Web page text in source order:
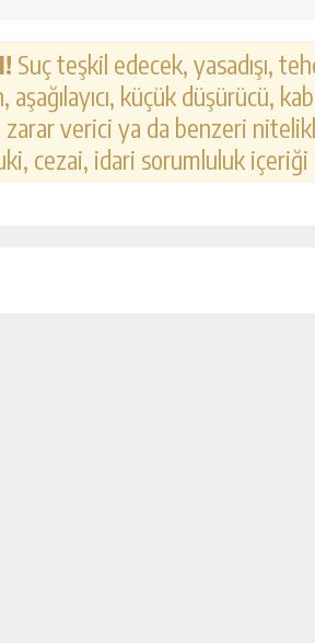
Suç teşkil edecek, yasadışı,
küçük düşürücü,
zarar verici ya da benzeri
cezai, idari sorumluluk